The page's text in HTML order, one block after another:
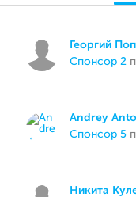
Георгий
спонсор 2
Andrey
спонсор 5
Никита